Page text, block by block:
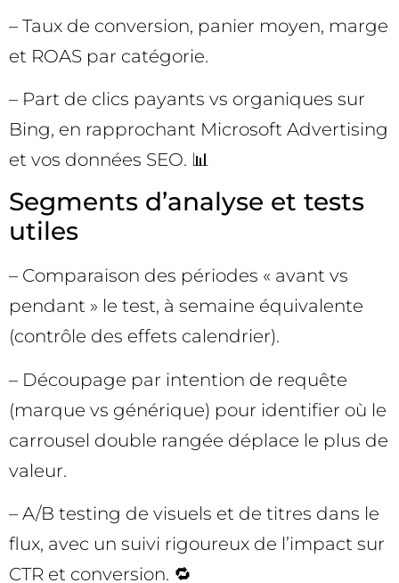
– Taux de conversion, panier moyen, marge
et ROAS par catégorie.
– Part de clics payants vs organiques sur
Bing, en rapprochant Microsoft Advertising
et vos données SEO. 📊
Segments d’analyse et tests
utiles
– Comparaison des périodes « avant vs
pendant » le test, à semaine équivalente
(contrôle des effets calendrier).
– Découpage par intention de requête
(marque vs générique) pour identifier où le
carrousel double rangée déplace le plus de
valeur.
– A/B testing de visuels et de titres dans le
flux, avec un suivi rigoureux de l’impact sur
CTR et conversion. 🔁